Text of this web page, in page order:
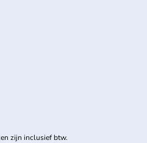
zijn inclusief btw.